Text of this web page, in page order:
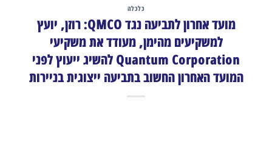
כלכלה
מועד אחרון לתביעה נגד QMCO: רוזן, יועץ
למשקיעים מהימן, מעודד את משקיעי
Quantum Corporation להשיג ייעוץ לפני
המועד האחרון החשוב בתביעה ייצוגית בניירות